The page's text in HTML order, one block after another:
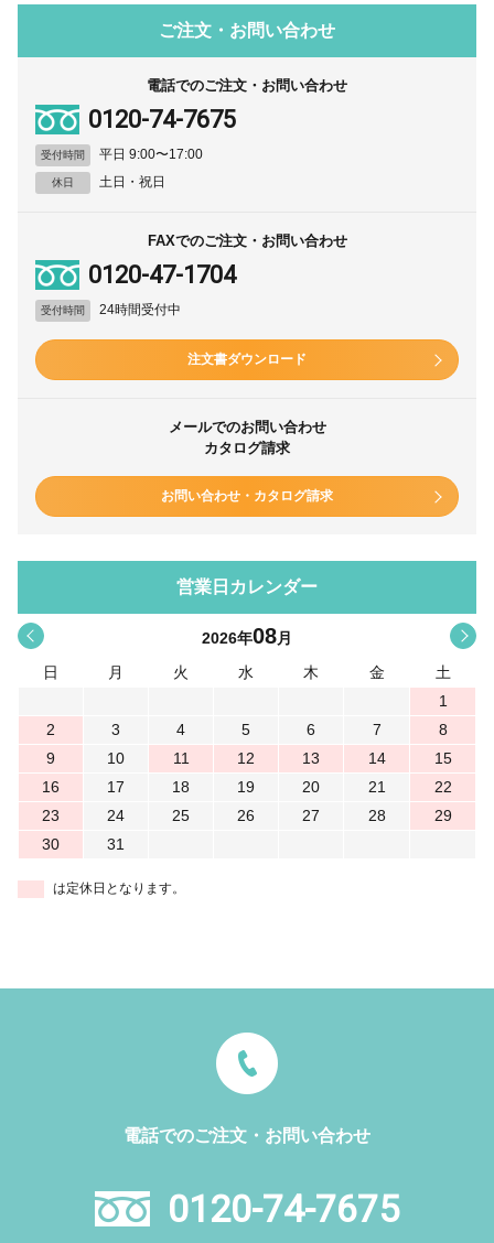
ご注文・お問い合わせ
電話でのご注文・お問い合わせ
0120-74-7675
受付時間 平日 9:00〜17:00
休日 土日・祝日
FAXでのご注文・お問い合わせ
0120-47-1704
受付時間 24時間受付中
注文書ダウンロード
メールでのお問い合わせ
カタログ請求
お問い合わせ・カタログ請求
営業日カレンダー
< >
2026年08月
日
月 火 水 木 金
土
1
2
3 4 5 6 7
8
9
10 11 12 13 14
15
16
17 18 19 20 21
22
23
24 25 26 27 28
29
30
31
は定休日となります。
電話でのご注文・お問い合わせ
0120-74-7675